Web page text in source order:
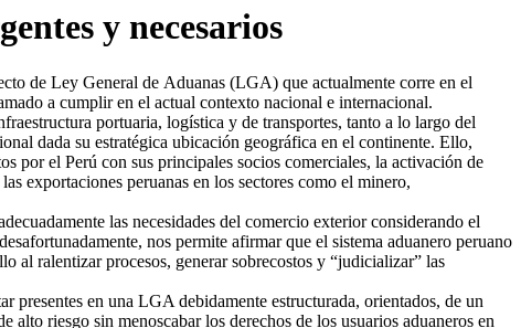
y necesarios
de Ley General de Aduanas (LGA) que actualmente corre en el
a cumplir en el actual contexto nacional e internacional.
portuaria, logística y de transportes, tanto a lo largo del
dada su estratégica ubicación geográfica en el continente. Ello,
por el Perú con sus principales socios comerciales, la activación de
exportaciones peruanas en los sectores como el minero,
las necesidades del comercio exterior considerando el
nos permite afirmar que el sistema aduanero peruano
al ralentizar procesos, generar sobrecostos y “judicializar” las
presentes en una LGA debidamente estructurada, orientados, de un
riesgo sin menoscabar los derechos de los usuarios aduaneros en